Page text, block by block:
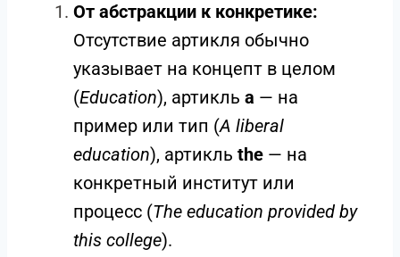
От абстракции к конкретике:
Отсутствие артикля обычно
указывает на концепт в целом
(Education), артикль a — на
пример или тип (A liberal
education), артикль the — на
конкретный институт или
процесс (The education provided by
this college).